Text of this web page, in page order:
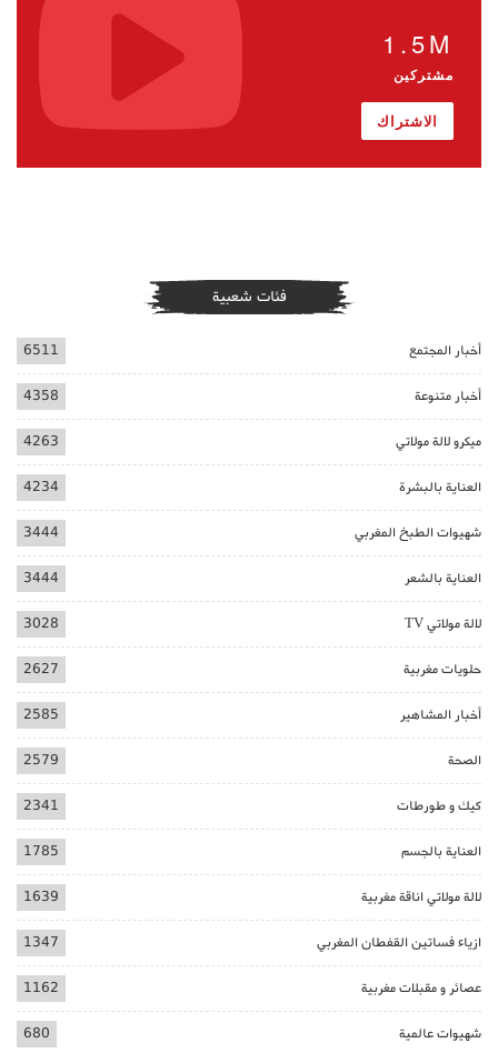
1.5M
مشتركين
الاشتراك
فئات شعبية
أخبار المجتمع 6511
أخبار متنوعة 4358
ميكرو لالة مولاتي 4263
العناية بالبشرة 4234
شهيوات الطبخ المغربي 3444
العناية بالشعر 3444
لالة مولاتي TV 3028
حلويات مغربية 2627
أخبار المشاهير 2585
الصحة 2579
كيك و طورطات 2341
العناية بالجسم 1785
لالة مولاتي اناقة مغربية 1639
ازياء فساتين القفطان المغربي 1347
عصائر و مقبلات مغربية 1162
شهيوات عالمية 680